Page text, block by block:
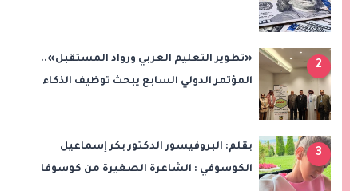
2
«تطوير التعليم العربي ورواد المستقبل»..
المؤتمر الدولي السابع يبحث توظيف الذكاء
3
بقلم: البروفيسور الدكتور بكر إسماعيل
الكوسوفي : الشاعرة الصغيرة من كوسوفا